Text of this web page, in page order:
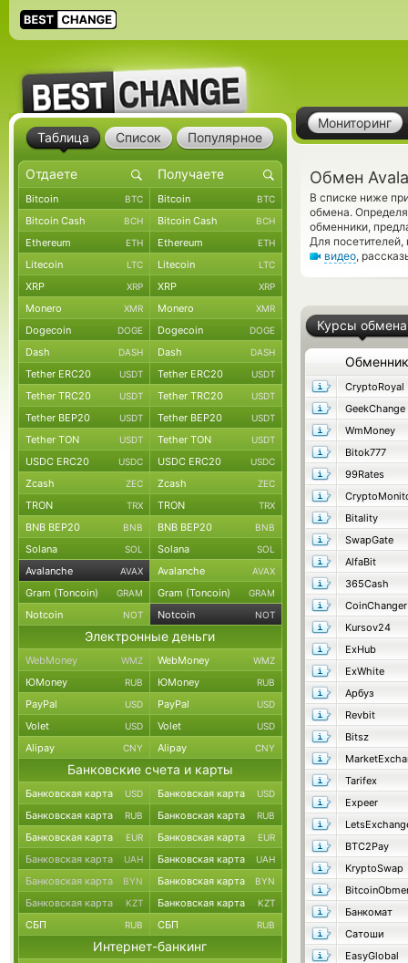
Мониторинг
Обмен
В списке ниже
обмена.
обменники,
Для
видео,
Курсы обмена
Обменник
CryptoRoyal
GeekChange
WmMoney
Bitok777
99Rates
Bitality
SwapGate
AlfaBit
365Cash
CoinChanger
Kursov24
ExHub
ExWhite
Арбуз
Revbit
Bitsz
Tarifex
Expeer
BTC2Pay
KryptoSwap
Банкомат
Сатоши
EasyGlobal
Таблица Список Популярное
Bitcoin BTC Bitcoin BTC
Bitcoin Cash BCH Bitcoin Cash BCH
Ethereum ETH Ethereum ETH
Litecoin LTC Litecoin LTC
XRP XRP XRP XRP
Monero XMR Monero XMR
Dogecoin DOGE Dogecoin DOGE
Dash DASH Dash DASH
Tether ERC20 USDT Tether ERC20 USDT
Tether TRC20 USDT Tether TRC20 USDT
Tether BEP20 USDT Tether BEP20 USDT
Tether TON USDT Tether TON USDT
USDC ERC20 USDC USDC ERC20 USDC
Zcash ZEC Zcash ZEC
TRON TRX TRON TRX
BNB BEP20 BNB BNB BEP20 BNB
Solana SOL Solana SOL
Avalanche AVAX Avalanche AVAX
Gram (Toncoin) GRAM Gram (Toncoin) GRAM
Notcoin NOT Notcoin NOT
Электронные деньги
WebMoney WMZ WebMoney WMZ
ЮMoney RUB ЮMoney RUB
PayPal USD PayPal USD
Volet USD Volet USD
Alipay CNY Alipay CNY
Банковские счета и карты
Банковская карта USD Банковская карта USD
Банковская карта RUB Банковская карта RUB
Банковская карта EUR Банковская карта EUR
Банковская карта UAH Банковская карта UAH
Банковская карта BYN Банковская карта BYN
Банковская карта KZT Банковская карта KZT
СБП RUB СБП RUB
Интернет-банкинг